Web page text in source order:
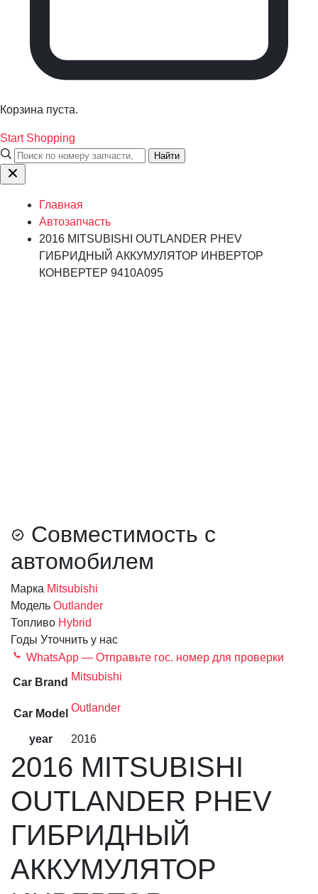
Корзина пуста.
Start Shopping
Найти
Главная
Автозапчасть
2016 MITSUBISHI OUTLANDER PHEV
ГИБРИДНЫЙ АККУМУЛЯТОР ИНВЕРТОР
КОНВЕРТЕР 9410A095
Совместимость с
автомобилем
Марка Mitsubishi
Модель Outlander
Топливо Hybrid
Годы Уточнить у нас
WhatsApp — Отправьте гос. номер для проверки
Car Brand Mitsubishi
Car Model Outlander
year 2016
2016 MITSUBISHI
OUTLANDER PHEV
ГИБРИДНЫЙ
АККУМУЛЯТОР